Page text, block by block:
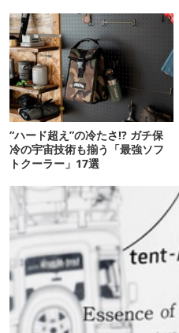
“ハード超え”の冷たさ!? ガチ保
冷の宇宙技術も揃う「最強ソフ
トクーラー」17選